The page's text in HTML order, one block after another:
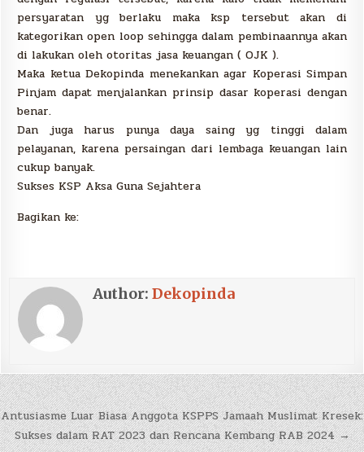
persyaratan yg berlaku maka ksp tersebut akan di
kategorikan open loop sehingga dalam pembinaannya akan
di lakukan oleh otoritas jasa keuangan ( OJK ).
Maka ketua Dekopinda menekankan agar Koperasi Simpan
Pinjam dapat menjalankan prinsip dasar koperasi dengan
benar.
Dan juga harus punya daya saing yg tinggi dalam
pelayanan, karena persaingan dari lembaga keuangan lain
cukup banyak.
Sukses KSP Aksa Guna Sejahtera
Bagikan ke:
Author: Dekopinda
Antusiasme Luar Biasa Anggota KSPPS Jamaah Muslimat Kresek:
Sukses dalam RAT 2023 dan Rencana Kembang RAB 2024 →